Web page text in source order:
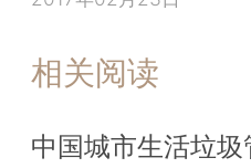
相关阅读
中国城市生活垃